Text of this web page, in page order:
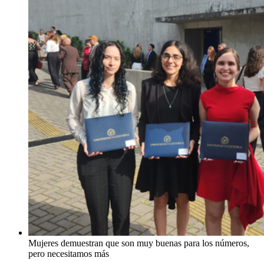
Mujeres demuestran que son muy buenas para los números,
pero necesitamos más